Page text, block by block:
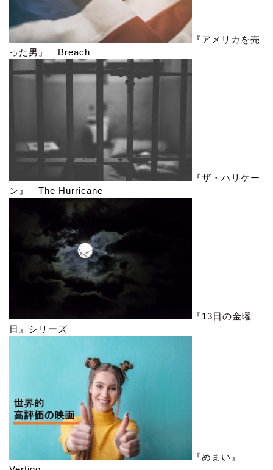
『アメリカを売
った男』 Breach
『ザ・ハリケー
ン』 The Hurricane
『13日の金曜
日』シリーズ
『めまい』